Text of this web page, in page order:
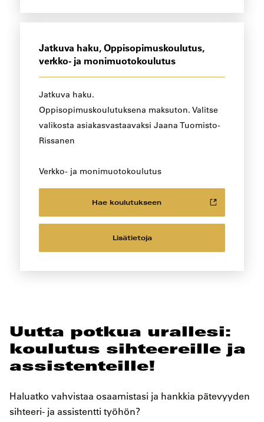
Jatkuva haku, Oppisopimuskoulutus,
verkko- ja monimuotokoulutus
Jatkuva haku.
Oppisopimuskoulutuksena maksuton. Valitse
valikosta asiakasvastaavaksi Jaana Tuomisto-
Rissanen
Verkko- ja monimuotokoulutus
Hae koulutukseen
Lisätietoja
Uutta potkua urallesi:
koulutus sihteereille ja
assistenteille!
Haluatko vahvistaa osaamistasi ja hankkia pätevyyden
sihteeri- ja assistentti työhön?